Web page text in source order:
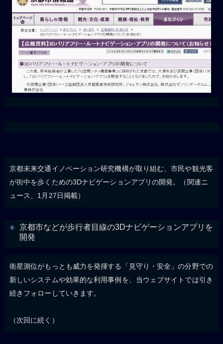
京都未来交通イノベーション研究機構が取り組む、市民や観光客
が街中を歩くための3Dナビゲーションアプリの開発。（関連ニ
ュース、1月27日掲載）
京都市などが歩行者目線の3Dナビゲーションアプリを
開発
衛星測位がもっとも威力を発揮する「見守り・安全」の分野での
新しいシステムや効果的な利用事例を、当ウェブサイトでは引き
続きフォローしていきます。
（次回に続く）